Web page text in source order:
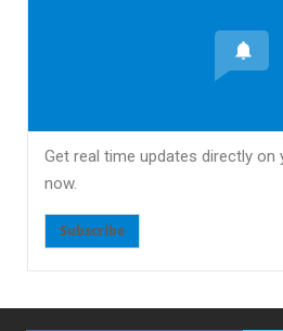
Get real time updates directly on
now.
Subscribe